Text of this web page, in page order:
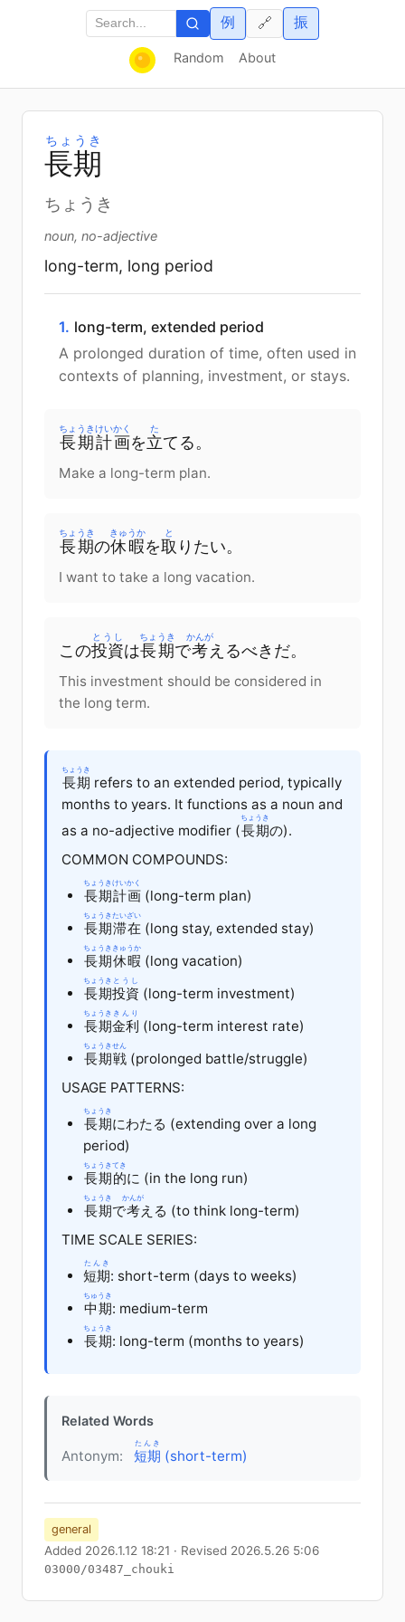
Random About
例 振
🔗
長期
ちょうき
ちょうき
noun, no-adjective
long-term, long period
1. long-term, extended period
A prolonged duration of time, often used in
contexts of planning, investment, or stays.
長期
ちょうき
計画
けいかく
を立
た
てる 。
Make a long-term plan.
長期
ちょうき
の休暇
きゅうか
を取
と
りたい。
I want to take a long vacation.
この投資
とうし
は長期
ちょうき
で考
かんが
えるべき だ。
This investment should be considered in
the long term.
長期
ちょうき
refers to an extended period, typically
months to years. It functions as a noun and
as a no-adjective modifier (長期
ちょうき
の).
COMMON COMPOUNDS:
長期
ちょうき
計画
けいかく
(long-term plan)
長期
ちょうき
滞在
たいざい
(long stay, extended stay)
長期
ちょうき
休暇
きゅうか
(long vacation)
長期
ちょうき
投資
とうし
(long-term investment)
長期
ちょうき
金利
きんり
(long-term interest rate)
長期
ちょうき
戦
せん
(prolonged battle/struggle)
USAGE PATTERNS:
長期
ちょうき
にわたる (extending over a long
period)
長期
ちょうき
的
てき
に (in the long run)
長期
ちょうき
で考
かんが
える (to think long-term)
TIME SCALE SERIES:
短期
たんき
: short-term (days to weeks)
中期
ちゅうき
: medium-term
長期
ちょうき
: long-term (months to years)
Related Words
Antonym: 短期
たんき
(short-term)
general
Added 2026.1.12 18:21 · Revised 2026.5.26 5:06
03000/03487_chouki